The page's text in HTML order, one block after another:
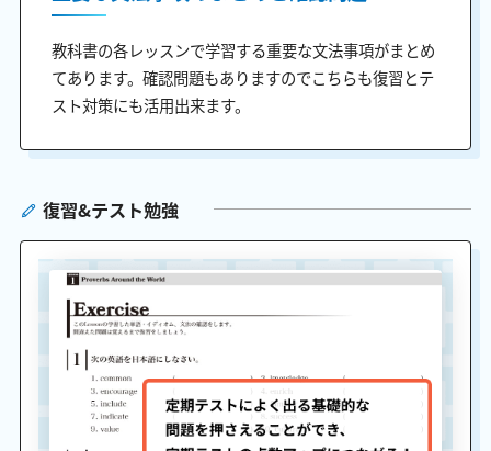
教科書の各レッスンで学習する重要な文法事項がまとめ
てあります。確認問題もありますのでこちらも復習とテ
スト対策にも活用出来ます。
復習&テスト勉強